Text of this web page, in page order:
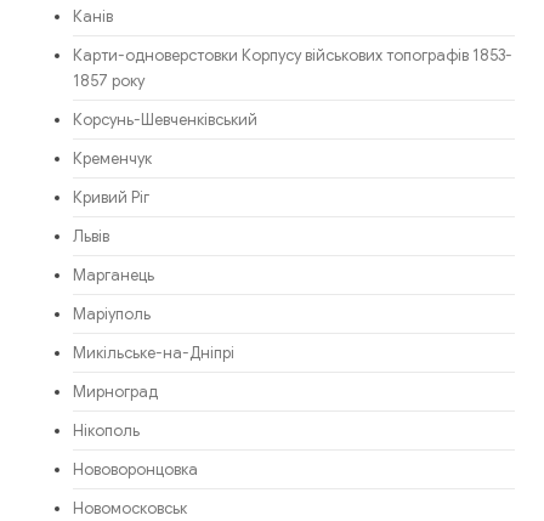
Канів
Карти-одноверстовки Корпусу військових топографів 1853-
1857 року
Корсунь-Шевченківський
Кременчук
Кривий Ріг
Львів
Марганець
Маріуполь
Микільське-на-Дніпрі
Мирноград
Нікополь
Нововоронцовка
Новомосковськ